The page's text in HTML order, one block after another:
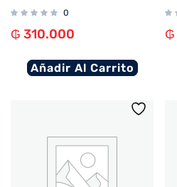
0
₲ 310.000
Añadir Al Carrito
₲